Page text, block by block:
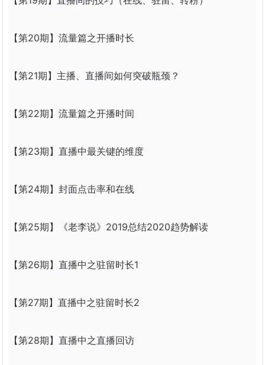
【第20期】流量篇之开播时长
【第21期】主播、直播间如何突破瓶颈？
【第22期】流量篇之开播时间
【第23期】直播中最关键的维度
【第24期】封面点击率和在线
【第25期】《老李说》2019总结2020趋势解读
【第26期】直播中之驻留时长1
【第27期】直播中之驻留时长2
【第28期】直播中之直播回访